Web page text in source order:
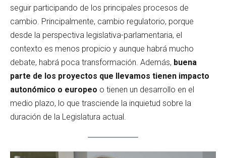
seguir participando de los principales procesos de
cambio. Principalmente, cambio regulatorio, porque
desde la perspectiva legislativa-parlamentaria, el
contexto es menos propicio y aunque habrá mucho
debate, habrá poca transformación. Además, buena
parte de los proyectos que llevamos tienen impacto
autonómico o europeo o tienen un desarrollo en el
medio plazo, lo que trasciende la inquietud sobre la
duración de la Legislatura actual.